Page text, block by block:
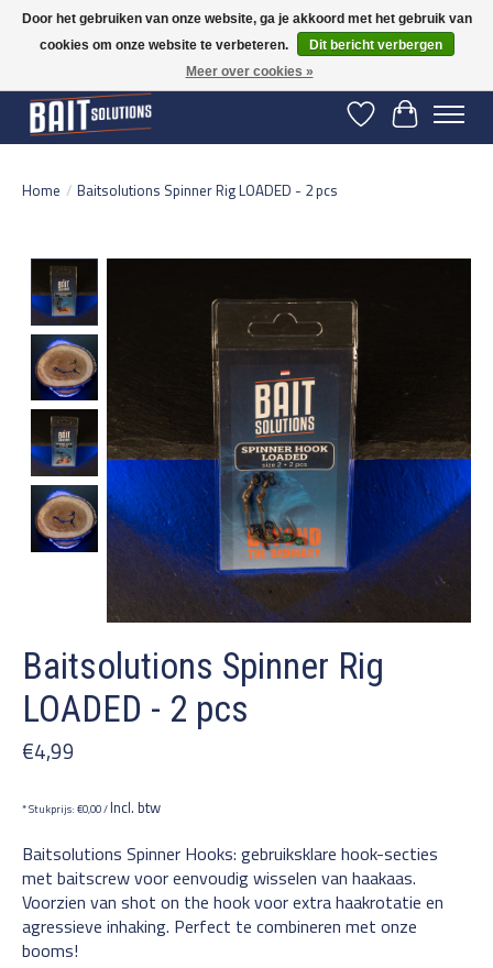
Gratis verzending vanaf 50 euro binnen NL | Op voorraad binnen 2-5 werkdagen
verzonden | België vanaf 70 euro gratis verzonden
Verlanglijst
Home / Baitsolutions Spinner Rig LOADED - 2 pcs
Baitsolutions Spinner Rig
LOADED - 2 pcs
€4,99
* Stukprijs: €0,00 /Incl. btw
Baitsolutions Spinner Hooks: gebruiksklare hook-secties
met baitscrew voor eenvoudig wisselen van haakaas.
Voorzien van shot on the hook voor extra haakrotatie en
agressieve inhaking. Perfect te combineren met onze
booms!
Door het gebruiken van onze website, ga je akkoord met het gebruik van
cookies om onze website te verbeteren.
Dit bericht verbergen
Meer over cookies »